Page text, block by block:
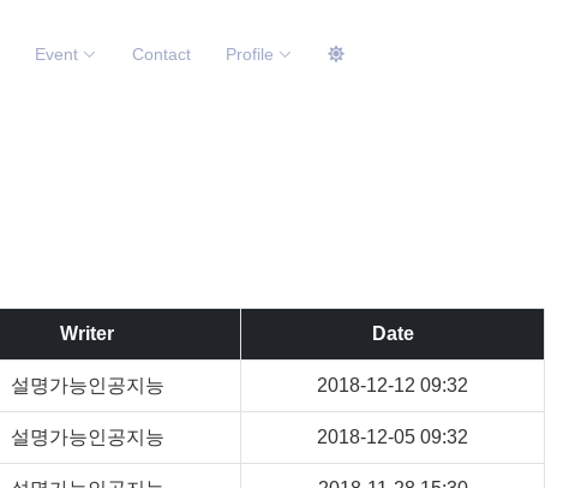
Event Contact Profile
Writer Date
설명가능인공지능 2018-12-12 09:32
설명가능인공지능 2018-12-05 09:32